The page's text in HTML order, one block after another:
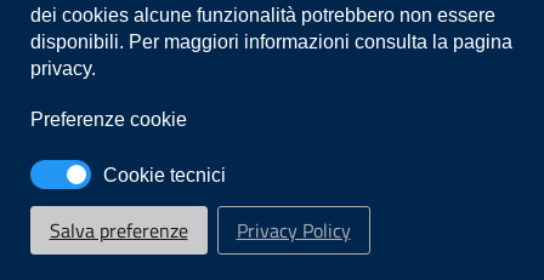
dei cookies alcune funzionalità potrebbero non essere
disponibili. Per maggiori informazioni consulta la pagina
privacy.
Preferenze cookie
Cookie tecnici
Salva preferenze Privacy Policy